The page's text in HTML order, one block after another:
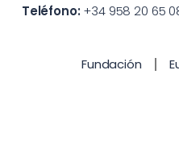
Teléfono: +34 958 20 65
Fundación